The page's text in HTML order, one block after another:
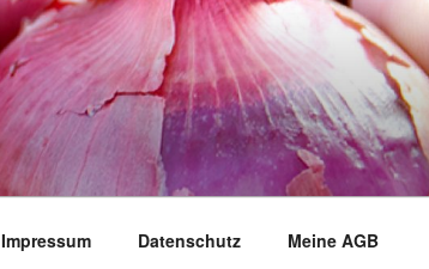
Impressum Datenschutz Meine AGB